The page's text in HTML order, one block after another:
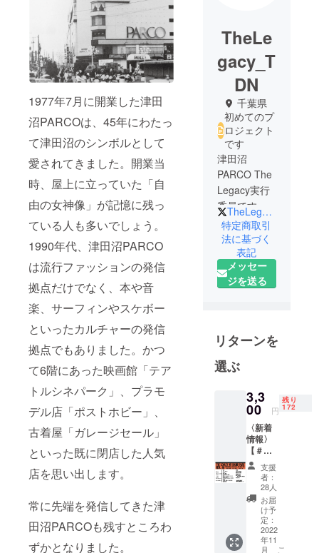
1977年7月に開業した津田
沼PARCOは、45年にわたっ
て津田沼のシンボルとして
愛されてきました。開業当
時、屋上に立っていた「自
由の女神像」が記憶に残っ
ている人も多いでしょう。
1990年代、津田沼PARCO
は流行ファッションの発信
拠点だけでなく、本や音
楽、サーフィンやスケボー
といったカルチャーの発信
拠点でもありました。かつ
て6階にあった映画館「テア
トルシネパーク」、プラモ
デル店「ポストホビー」、
古着屋「ガレージセール」
といった既に閉店した人気
店を思い出します。
常に先端を発信してきた津
田沼PARCOも残すところわ
ずかとなりました。
TheLe
gacy_T
DN
千葉県
初めてのプ
ロジェクト
です
津田沼
PARCO The
Legacy実行
委員です。
The Legacy
Projectの企
画・運営を
行っており
ます。
TheLegacy_TDN
特定商取引
法に基づく
表記
メッセー
ジを送る
リターンを
選ぶ
3,3
00 円
残り
172
〈新着
情報〉
【＃あ
りがと
う津田
沼パル
コ The
Legacy
SOUND
PARK
支援
者：
28人
お届
け予
定：
2022
年11
月
こ